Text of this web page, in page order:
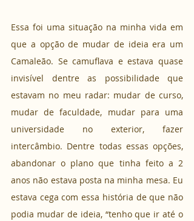
Essa foi uma situação na minha vida em
que a opção de mudar de ideia era um
Camaleão. Se camuflava e estava quase
invisível dentre as possibilidade que
estavam no meu radar: mudar de curso,
mudar de faculdade, mudar para uma
universidade no exterior, fazer
intercâmbio. Dentre todas essas opções,
abandonar o plano que tinha feito a 2
anos não estava posta na minha mesa. Eu
estava cega com essa história de que não
podia mudar de ideia, “tenho que ir até o